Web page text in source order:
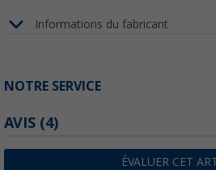
Informations du fabricant
NOTRE SERVICE
AVIS (4)
ÉVALUER CET